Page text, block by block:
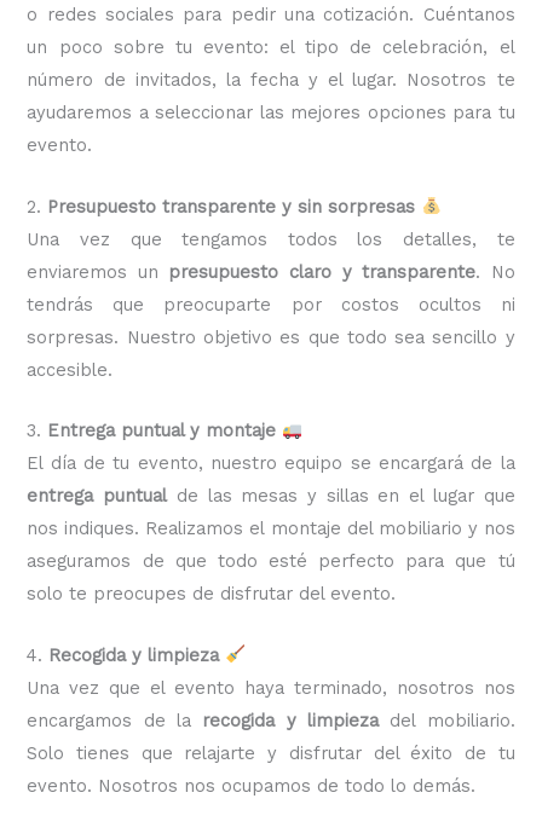
o redes sociales para pedir una cotización. Cuéntanos
un poco sobre tu evento: el tipo de celebración, el
número de invitados, la fecha y el lugar. Nosotros te
ayudaremos a seleccionar las mejores opciones para tu
evento.
2. Presupuesto transparente y sin sorpresas
Una vez que tengamos todos los detalles, te
enviaremos un presupuesto claro y transparente. No
tendrás que preocuparte por costos ocultos ni
sorpresas. Nuestro objetivo es que todo sea sencillo y
accesible.
3. Entrega puntual y montaje
El día de tu evento, nuestro equipo se encargará de la
entrega puntualde las mesas y sillas en el lugar que
nos indiques. Realizamos el montaje del mobiliario y nos
aseguramos de que todo esté perfecto para que tú
solo te preocupes de disfrutar del evento.
4. Recogida y limpieza
Una vez que el evento haya terminado, nosotros nos
encargamos de la recogida y limpiezadel mobiliario.
Solo tienes que relajarte y disfrutar del éxito de tu
evento. Nosotros nos ocupamos de todo lo demás.